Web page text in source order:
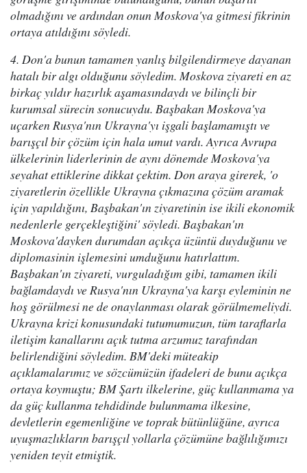
olmadığını ve ardından onun Moskova'ya gitmesi fikrinin
ortaya atıldığını söyledi.
4. Don'a bunun tamamen yanlış bilgilendirmeye dayanan
hatalı bir algı olduğunu söyledim. Moskova ziyareti en az
birkaç yıldır hazırlık aşamasındaydı ve bilinçli bir
kurumsal sürecin sonucuydu. Başbakan Moskova'ya
uçarken Rusya'nın Ukrayna'yı işgali başlamamıştı ve
barışçıl bir çözüm için hala umut vardı. Ayrıca Avrupa
ülkelerinin liderlerinin de aynı dönemde Moskova'ya
seyahat ettiklerine dikkat çektim. Don araya girerek, 'o
ziyaretlerin özellikle Ukrayna çıkmazına çözüm aramak
için yapıldığını, Başbakan'ın ziyaretinin ise ikili ekonomik
nedenlerle gerçekleştiğini' söyledi. Başbakan'ın
Moskova'dayken durumdan açıkça üzüntü duyduğunu ve
diplomasinin işlemesini umduğunu hatırlattım.
Başbakan'ın ziyareti, vurguladığım gibi, tamamen ikili
bağlamdaydı ve Rusya'nın Ukrayna'ya karşı eyleminin ne
hoş görülmesi ne de onaylanması olarak görülmemeliydi.
Ukrayna krizi konusundaki tutumumuzun, tüm taraflarla
iletişim kanallarını açık tutma arzumuz tarafından
belirlendiğini söyledim. BM'deki müteakip
açıklamalarımız ve sözcümüzün ifadeleri de bunu açıkça
ortaya koymuştu; BM Şartı ilkelerine, güç kullanmama ya
da güç kullanma tehdidinde bulunmama ilkesine,
devletlerin egemenliğine ve toprak bütünlüğüne, ayrıca
uyuşmazlıkların barışçıl yollarla çözümüne bağlılığımızı
yeniden teyit etmiştik.